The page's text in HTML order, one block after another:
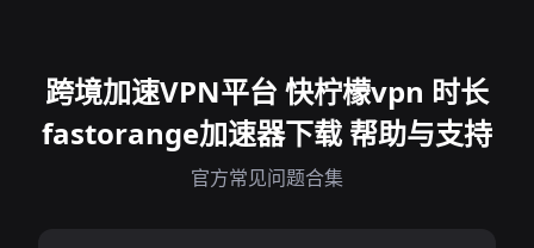
跨境加速VPN平台 快柠檬vpn 时长
fastorange加速器下载 帮助与支持
官方常见问题合集